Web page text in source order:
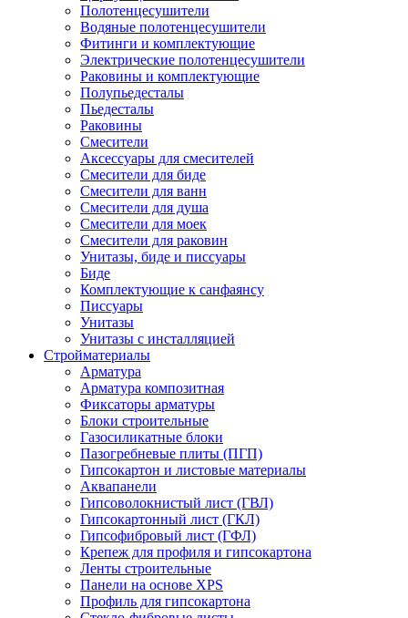
Полотенцесушители
Водяные полотенцесушители
Фитинги и комплектующие
Электрические полотенцесушители
Раковины и комплектующие
Полупьедесталы
Пьедесталы
Раковины
Смесители
Аксессуары для смесителей
Смесители для биде
Смесители для ванн
Смесители для душа
Смесители для моек
Смесители для раковин
Унитазы, биде и писсуары
Биде
Комплектующие к санфаянсу
Писсуары
Унитазы
Унитазы с инсталляцией
Стройматериалы
Арматура
Арматура композитная
Фиксаторы арматуры
Блоки строительные
Газосиликатные блоки
Пазогребневые плиты (ПГП)
Гипсокартон и листовые материалы
Аквапанели
Гипсоволокнистый лист (ГВЛ)
Гипсокартонный лист (ГКЛ)
Гипсофибровый лист (ГФЛ)
Крепеж для профиля и гипсокартона
Ленты строительные
Панели на основе XPS
Профиль для гипсокартона